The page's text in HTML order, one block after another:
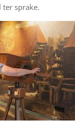
ter sprake.